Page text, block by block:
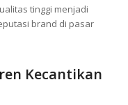
tinggi menjadi
brand di pasar
Kecantikan